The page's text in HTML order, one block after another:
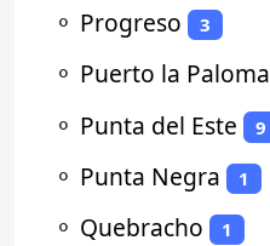
⚬ Progreso 3
⚬ Puerto la Paloma
⚬ Punta del Este 9
⚬ Punta Negra 1
⚬ Quebracho 1